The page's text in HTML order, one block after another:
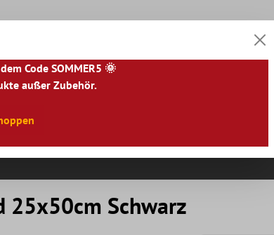
|NO|HU|BG|HR|
25x50cm Schwarz
Code SOMMER5 🌞
außer Zubehör.